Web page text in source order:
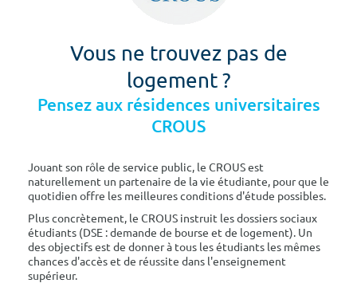
Vous ne trouvez pas de
logement ?
Pensez aux résidences universitaires
CROUS
Jouant son rôle de service public, le CROUS est
naturellement un partenaire de la vie étudiante, pour que le
quotidien offre les meilleures conditions d'étude possibles.
Plus concrètement, le CROUS instruit les dossiers sociaux
étudiants (DSE : demande de bourse et de logement). Un
des objectifs est de donner à tous les étudiants les mêmes
chances d'accès et de réussite dans l'enseignement
supérieur.